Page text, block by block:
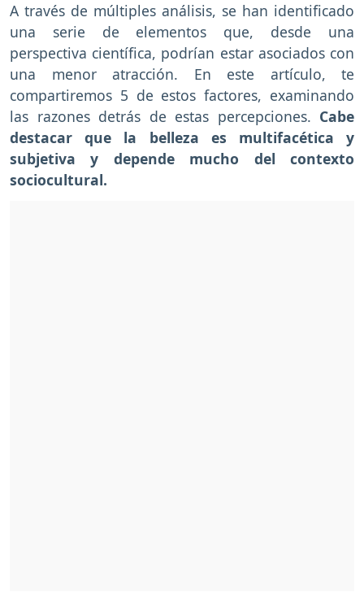
A través de múltiples análisis, se han identificado
una serie de elementos que, desde una
perspectiva científica, podrían estar asociados con
una menor atracción. En este artículo, te
compartiremos 5 de estos factores, examinando
las razones detrás de estas percepciones. Cabe
destacar que la belleza es multifacética y
subjetiva y depende mucho del contexto
sociocultural.